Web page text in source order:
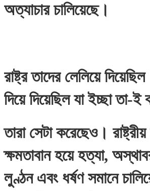
অত্যাচার চালিয়েছে।
রাষ্ট্র তাদের লেলিয়ে
দিয়ে দিয়েছিল যা ইচ্ছা তা-ই
তারা সেটা করেছেও। রাষ্ট্রীয়
ক্ষমতাবান হয়ে হত্যা,
লুণ্ঠন এবং ধর্ষণ সমানে